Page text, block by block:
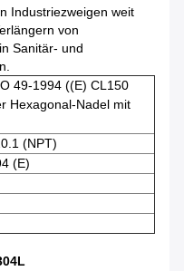
Industriezweigen weit
von
Sanitär- und
49-1994 ((E) CL150
Hexagonal-Nadel mit
(NPT)
(E)